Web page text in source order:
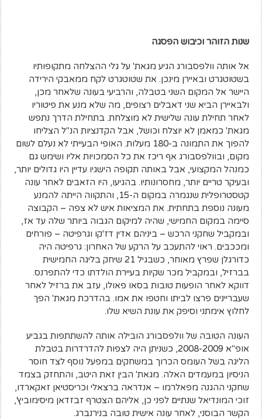
שנות הזוהר וכיבוש הפסגה
אל אותה וולפסבורג הגיע מגאת' על גלי ההצלחה מתקופותיו
בשטוטגרט ובאיירן מינכן. את שטוטגרט לקח ממאבקי הירידה
היישר אל המקום השני בטבלה, והרביעי בעונה שלאחר מכן,
ולבאיירן הביא שני דאבלים רצופים, מה שלא מנע את פיטוריו
לאחר תחילת עונה שלישית לא מוצלחת. בתחילת הדרך נתפש
מגאת' כמאמן לא יוצלח וכושל, אבל הקדנציות הנ"ל הצליחו
להפוך את התמונה ב-180 מעלות. האופי הבעייתי לא נעלם לשום
מקום, ובוולפסבורג אף ריכז את כל הסמכויות אליו ושימש גם
כמנהל המקצועי, אבל באותה תקופה הישגיו עדיין היו גדולים יותר,
ובעיקר טריים יותר, מחסרונותיו. בהגיעו, היו הזאבים לאחר עונה
קטסטרופלית שנגמרה במקום ה-15, והתקווה הייתה להמנע
מעונה נוספת בתחתית. את המציאות איש לא צפה – הקבוצה
סיימה במקום החמישי, שהיה למיקום הגבוה ביותר שלה עד אז,
ובמקביל שחקני הרכש – ביניהם אדין דז'קו וגרפיטה – פורחים
ומככבים. ראוי להתעכב על הרקע של האחרון: גרפיטה היה
כדורגלן שפרץ מאוחר, כשבגיל 21 שיחק בליגה החמישית
בברזיל, ובמקביל מכר שקיות בעיירת הולדתו כדי להתפרנס.
דווקא לאחר הופעות טובות בסאו פאולו, עזב את ברזיל לאחר
שעבריינים פרצו לביתו וחטפו את אמו. בהדרכת מגאת' הפך
לחלוץ אימתני וסיפק את עונת השיא שלו.
העונה הטובה של וולפסבורג הובילה אותה להשתתפות בגביע
אופ"א 2008-2009, כשניתן היה לצפות להדרדרות בטבלת
הליגה בשל העומס הכרוך במשחקים במפעל נוסף לצד חוסר
הניסיון במעמדים האלה. מגאת' הבין זאת היטב, והתחזק בצמד
שחקני ההגנה מפאלרמו – אנדראה ברצאלי וכריסטיאן זאקארדו,
זוכי המונדיאל שנתיים לפני כן, אליהם הצטרף זבזדאן מיסימוביץ',
הקשר הבוסני, לאחר עונה אישית טובה בנירנברג.